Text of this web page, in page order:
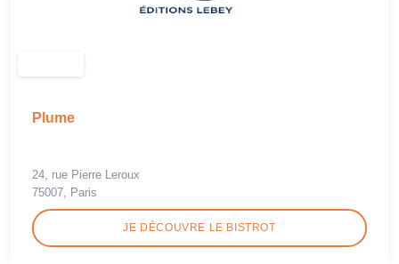
Plume
24, rue Pierre Leroux
75007, Paris
JE DÉCOUVRE LE BISTROT